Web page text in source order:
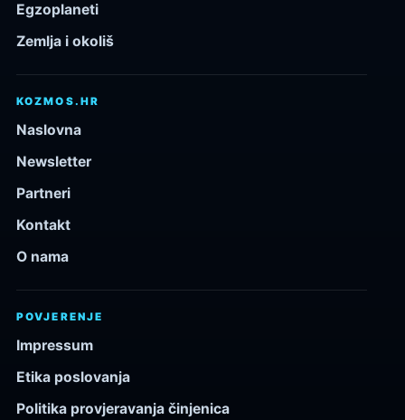
Egzoplaneti
Zemlja i okoliš
KOZMOS.HR
Naslovna
Newsletter
Partneri
Kontakt
O nama
POVJERENJE
Impressum
Etika poslovanja
Politika provjeravanja činjenica